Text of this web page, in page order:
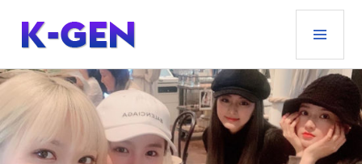
contenu
principal
K-GEN